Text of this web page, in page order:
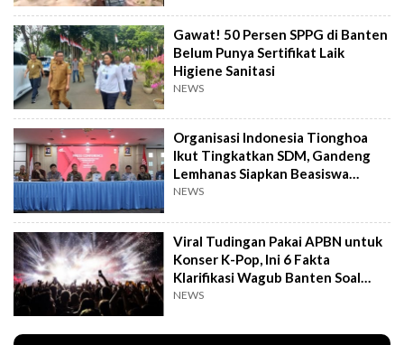
Gawat! 50 Persen SPPG di Banten
Belum Punya Sertifikat Laik
Higiene Sanitasi
NEWS
Organisasi Indonesia Tionghoa
Ikut Tingkatkan SDM, Gandeng
Lemhanas Siapkan Beasiswa
Hingga S3
NEWS
Viral Tudingan Pakai APBN untuk
Konser K-Pop, Ini 6 Fakta
Klarifikasi Wagub Banten Soal
Putrinya
NEWS